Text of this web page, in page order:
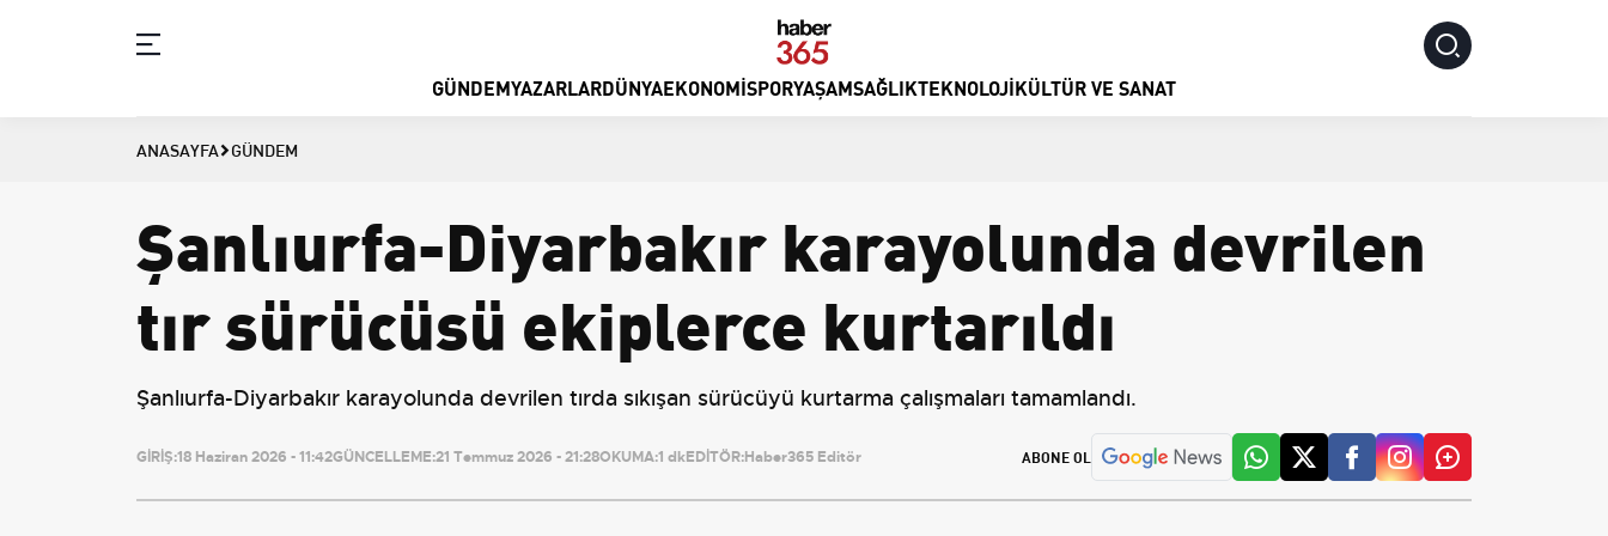
GÜNDEMYAZARLARDÜNYAEKONOMISPORYAŞAMSAĞLIKTEKNOLOJIKÜLTÜR VE SANAT
ANASAYFA GÜNDEM
Şanlıurfa-Diyarbakır karayolunda devrilen
tır sürücüsü ekiplerce kurtarıldı
Şanlıurfa-Diyarbakır karayolunda devrilen tırda sıkışan sürücüyü kurtarma çalışmaları tamamlandı.
GİRİŞ:18 Haziran 2026 - 11:42GÜNCELLEME:21 Temmuz 2026 - 21:28OKUMA:1 dkEDİTÖR:Haber365 Editör ABONE OL